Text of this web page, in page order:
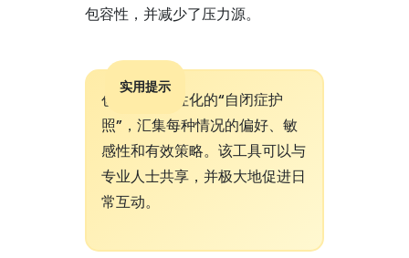
包容性，并减少了压力源。
实用提示
创建一个个性化的“自闭症护
照”，汇集每种情况的偏好、敏
感性和有效策略。该工具可以与
专业人士共享，并极大地促进日
常互动。